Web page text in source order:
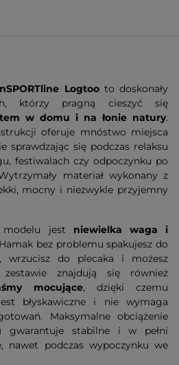
Logtooto doskonały
którzy pragną cieszyć się
w domu i na łonie natury.
oferuje mnóstwo miejsca
sprawdzając się podczas relaksu
festiwalach czy odpoczynku po
materiał wykonany z
mocny i niezwykle przyjemny
jest niewielka waga i
bez problemu spakujesz do
wrzucisz do plecaka i możesz
znajdują się również
mocujące, dzięki czemu
błyskawiczne i nie wymaga
Maksymalne obciążenie
gwarantuje stabilne i w pełni
nawet podczas wypoczynku we